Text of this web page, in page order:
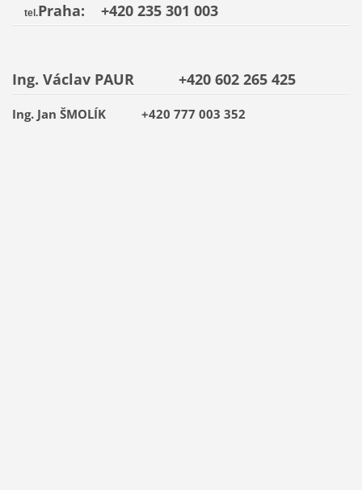
tel.Praha: +420 235 301 003
Ing. Václav PAUR +420 602 265 425
Ing. Jan ŠMOLÍK +420 777 003 352